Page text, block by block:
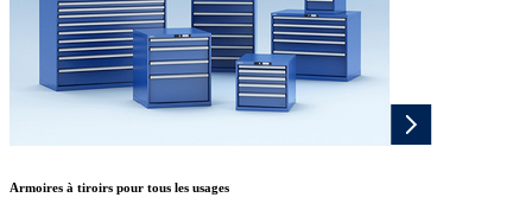
Armoires à tiroirs pour tous les usages